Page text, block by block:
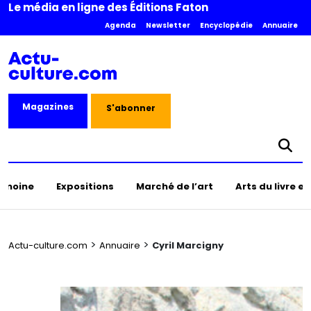
Le média en ligne des Éditions Faton
Agenda Newsletter Encyclopédie Annuaire
Magazines S'abonner
Expositions Marché de l’art Arts du livre
Actu-culture.com > Annuaire > Cyril Marcigny